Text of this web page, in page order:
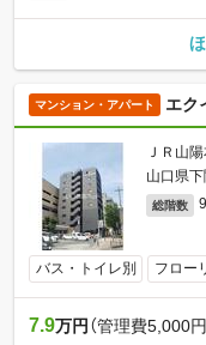
マンション・アパート エク
ＪＲ山
山口県
総階数
バス・トイレ別 フロー
7.9万円 （管理費5,000円